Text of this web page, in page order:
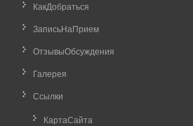
КакДобраться
ЗаписьНаПрием
ОтзывыОбсуждения
Галерея
Ссылки
КартаCайта